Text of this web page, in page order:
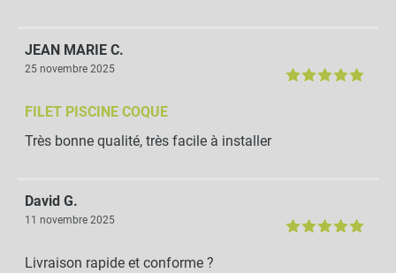
JEAN MARIE C.
25 novembre 2025
FILET PISCINE COQUE
Très bonne qualité, très facile à installer
David G.
11 novembre 2025
Livraison rapide et conforme ?